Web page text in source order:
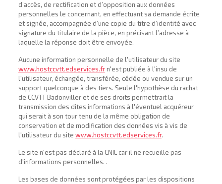
d’accès, de rectification et d’opposition aux données
personnelles le concernant, en effectuant sa demande écrite
et signée, accompagnée d’une copie du titre d’identité avec
signature du titulaire de la pièce, en précisant l’adresse à
laquelle la réponse doit être envoyée.
Aucune information personnelle de l'utilisateur du site
www.hostccvtt.edservices.frn'est publiée à l'insu de
l'utilisateur, échangée, transférée, cédée ou vendue sur un
support quelconque à des tiers. Seule l'hypothèse du rachat
de CCVTT Badonviller et de ses droits permettrait la
transmission des dites informations à l'éventuel acquéreur
qui serait à son tour tenu de la même obligation de
conservation et de modification des données vis à vis de
l'utilisateur du site www.hostccvtt.edservices.fr.
Le site n'est pas déclaré à la CNIL car il ne recueille pas
d'informations personnelles. .
Les bases de données sont protégées par les dispositions